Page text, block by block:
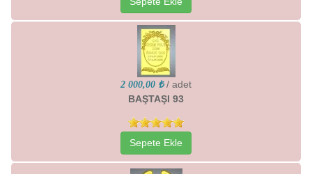
2 000,00 ₺ / adet
BAŞTAŞI 93
Sepete Ekle